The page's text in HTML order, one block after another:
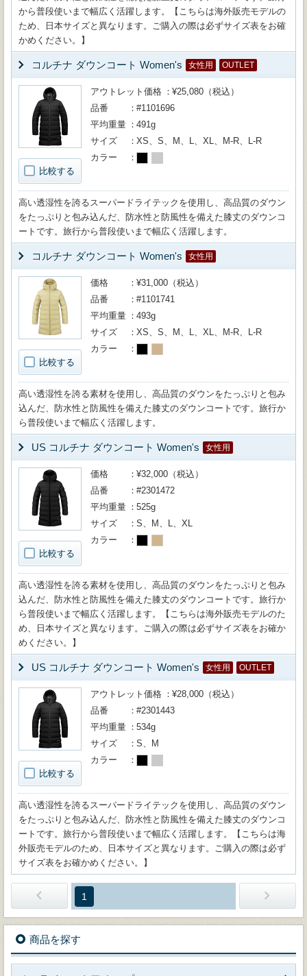
から普段使いまで幅広く活躍します。【こちらは海外販売モデルの
ため、日本サイズと異なります。ご購入の際は必ずサイズ表をお確
かめください。】
コルチナ ダウンコート Women's 女性用 OUTLET
比較する
アウトレット価格
¥25,080（税込）
品番
#1101696
平均重量
491g
サイズ
XS、S、M、L、XL、M-R、L-R
カラー
高い透湿性を誇るスーパードライテックを使用し、高品質のダウン
をたっぷりと包み込んだ、防水性と防風性を備えた膝丈のダウンコ
ートです。旅行から普段使いまで幅広く活躍します。
コルチナ ダウンコート Women's 女性用
比較する
価格
¥31,000（税込）
品番
#1101741
平均重量
493g
サイズ
XS、S、M、L、XL、M-R、L-R
カラー
高い透湿性を誇る素材を使用し、高品質のダウンをたっぷりと包み
込んだ、防水性と防風性を備えた膝丈のダウンコートです。旅行か
ら普段使いまで幅広く活躍します。
US コルチナ ダウンコート Women's 女性用
比較する
価格
¥32,000（税込）
品番
#2301472
平均重量
525g
サイズ
S、M、L、XL
カラー
高い透湿性を誇る素材を使用し、高品質のダウンをたっぷりと包み
込んだ、防水性と防風性を備えた膝丈のダウンコートです。旅行か
ら普段使いまで幅広く活躍します。【こちらは海外販売モデルのた
め、日本サイズと異なります。ご購入の際は必ずサイズ表をお確か
めください。】
US コルチナ ダウンコート Women's 女性用 OUTLET
比較する
アウトレット価格
¥28,000（税込）
品番
#2301443
平均重量
534g
サイズ
S、M
カラー
高い透湿性を誇るスーパードライテックを使用し、高品質のダウン
をたっぷりと包み込んだ、防水性と防風性を備えた膝丈のダウンコ
ートです。旅行から普段使いまで幅広く活躍します。【こちらは海
外販売モデルのため、日本サイズと異なります。ご購入の際は必ず
サイズ表をお確かめください。】
1
商品を探す